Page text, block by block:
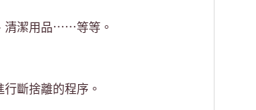
清潔用品⋯⋯等等。
斷捨離的程序。